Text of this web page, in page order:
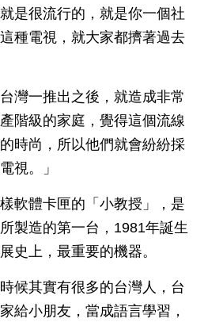
是很流行的，就是你一個社
種電視，就大家都擠著過去
灣一推出之後，就造成非常
階級的家庭，覺得這個流線
時尚，所以他們就會紛紛採
視。」
軟體卡匣的「小教授」，是
製造的第一台，1981年誕生
史上，最重要的機器。
候其實有很多的台灣人，台
給小朋友，當成語言學習，